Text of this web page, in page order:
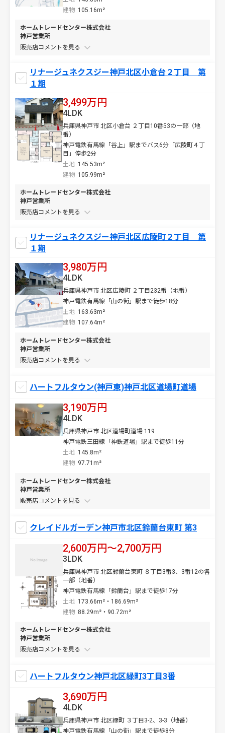
建物 105.16m²
ホームトレードセンター株式会社
神戸営業所
販売店コメントを
リナージュネクスジー神戸北区小倉台２丁目 第
１期
3,499万円
兵庫県神戸市 北区小倉台 ２丁目10番53の一部（地
番）
神戸電鉄有馬線「谷上」駅までバス6分「広陵町４丁
目」停歩2分
土地 145.53m²
4LDK
建物 105.99m²
ホームトレードセンター株式会社
神戸営業所
販売店コメントを
リナージュネクスジー神戸北区広陵町２丁目 第
１期
3,980万円
兵庫県神戸市 北区広陵町 ２丁目232番（地番）
神戸電鉄有馬線「山の街」駅まで徒歩18分
土地 163.63m²
4LDK
建物 107.64m²
ホームトレードセンター株式会社
神戸営業所
販売店コメントを
ハートフルタウン(神戸東)神戸北区道場町道場
3,190万円
兵庫県神戸市 北区道場町道場 119
神戸電鉄三田線「神鉄道場」駅まで徒歩11分
土地 145.8m²
4LDK
建物 97.71m²
ホームトレードセンター株式会社
神戸営業所
販売店コメントを
クレイドルガーデン神戸市北区鈴蘭台東町 第3
2,600万円〜2,700万円
兵庫県神戸市 北区鈴蘭台東町 ８丁目3番3、3番12の各
一部（地番）
神戸電鉄有馬線「鈴蘭台」駅まで徒歩17分
土地 173.66m²・186.69m²
3LDK
建物 88.29m²・90.72m²
ホームトレードセンター株式会社
神戸営業所
販売店コメントを
ハートフルタウン神戸北区緑町3丁目3番
3,690万円
兵庫県神戸市 北区緑町 ３丁目3-2、3-3（地番）
神戸電鉄有馬線「山の街」駅まで徒歩8分
4LDK